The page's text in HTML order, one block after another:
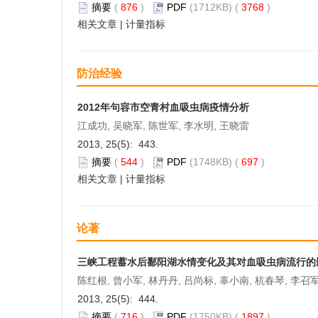
摘要 ( 876 ) PDF (1712KB) ( 3768 )
相关文章 | 计量指标
防治经验
2012年句容市空青村血吸虫病疫情分析
江成功, 吴晓军, 陈世军, 李水明, 王晓雷
2013, 25(5): 443.
摘要 ( 544 ) PDF (1748KB) ( 697 )
相关文章 | 计量指标
论著
三峡工程蓄水后鄱阳湖水情变化及其对血吸虫病流行的
陈红根, 曾小军, 林丹丹, 吕尚标, 辜小南, 杭春琴, 李召
2013, 25(5): 444.